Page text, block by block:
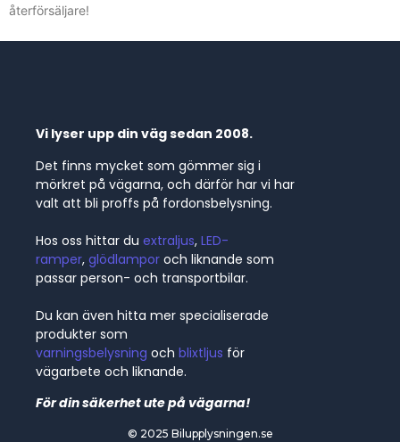
återförsäljare!
Vi lyser upp din väg sedan 2008.
Det finns mycket som gömmer sig i
mörkret på vägarna, och därför har vi har
valt att bli proffs på fordonsbelysning.
Hos oss hittar du extraljus, LED-
ramper, glödlampor och liknande som
passar person- och transportbilar.
Du kan även hitta mer specialiserade
produkter som
varningsbelysning och blixtljus för
vägarbete och liknande.
För din säkerhet ute på vägarna!
© 2025 Bilupplysningen.se